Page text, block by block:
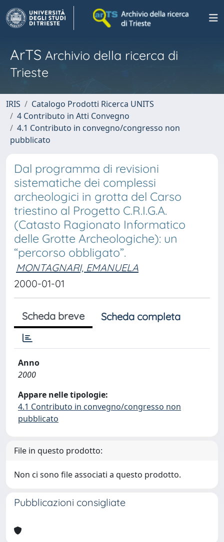
ArTS Archivio della ricerca di
Trieste
IRIS
Catalogo Prodotti Ricerca UNITS
4 Contributo in Atti Convegno
4.1 Contributo in convegno/congresso non
pubblicato
Dal programma di revisioni
sistematiche dei complessi
archeologici in grotta del Carso
triestino al Progetto C.R.I.G.A.
(Catasto Ragionato Informatico
delle Grotte Archeologiche): un
“percorso obbligato”.
MONTAGNARI, EMANUELA
2000-01-01
Scheda breve Scheda completa
Anno
2000
Appare nelle tipologie:
4.1 Contributo in convegno/congresso non
pubblicato
File in questo prodotto:
Non ci sono file associati a questo prodotto.
Pubblicazioni consigliate